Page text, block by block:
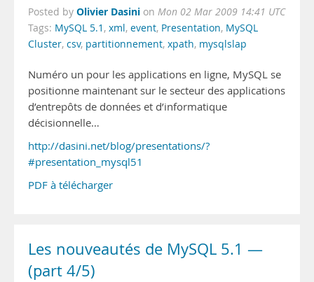
Posted by Olivier Dasini on Mon 02 Mar 2009 14:41 UTC
Tags: MySQL 5.1 , xml, event, Presentation, MySQL
Cluster, csv, partitionnement, xpath, mysqlslap
Numéro un pour les applications en ligne, MySQL se
positionne maintenant sur le secteur des applications
d’entrepôts de données et d’informatique
décisionnelle…
http://dasini.net/blog/presentations/?
#presentation_mysql51
PDF à télécharger
Les nouveautés de MySQL 5.1 —
(part 4/5)